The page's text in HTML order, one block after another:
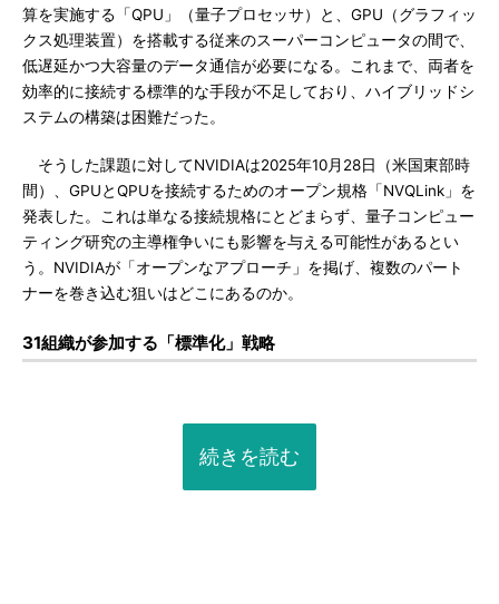
算を実施する「QPU」（量子プロセッサ）と、GPU（グラフィッ
クス処理装置）を搭載する従来のスーパーコンピュータの間で、
低遅延かつ大容量のデータ通信が必要になる。これまで、両者を
効率的に接続する標準的な手段が不足しており、ハイブリッドシ
ステムの構築は困難だった。
そうした課題に対してNVIDIAは2025年10月28日（米国東部時
間）、GPUとQPUを接続するためのオープン規格「NVQLink」を
発表した。これは単なる接続規格にとどまらず、量子コンピュー
ティング研究の主導権争いにも影響を与える可能性があるとい
う。NVIDIAが「オープンなアプローチ」を掲げ、複数のパート
ナーを巻き込む狙いはどこにあるのか。
31組織が参加する「標準化」戦略
続きを読む